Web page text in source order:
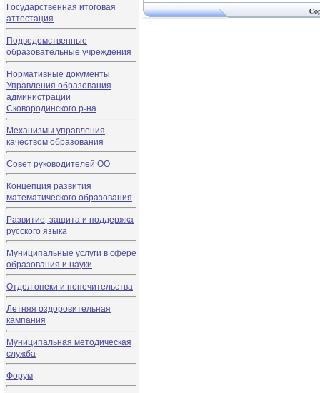
Государственная итоговая
аттестация
Подведомственные
образовательные учреждения
Нормативные документы
Управления образования
администрации
Сковородинского р-на
Механизмы управления
качеством образования
Совет руководителей ОО
Концепция развития
математического образования
Развитие, защита и поддержка
русского языка
Муниципальные услуги в сфере
образования и науки
Отдел опеки и попечительства
Летняя оздоровительная
кампания
Муниципальная методическая
служба
Форум